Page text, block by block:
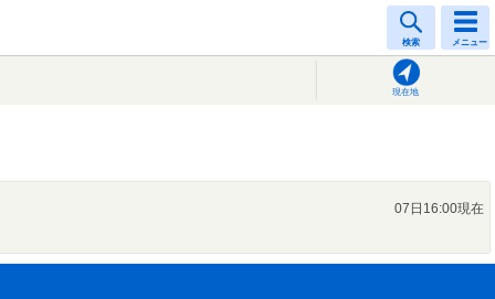
検索 メニュー
現在地
07日16:00現在